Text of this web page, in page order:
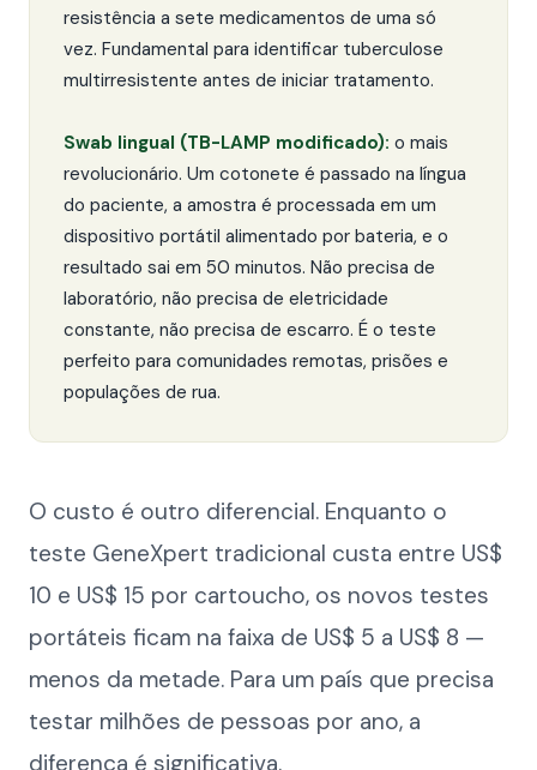
resistência a sete medicamentos de uma só
vez. Fundamental para identificar tuberculose
multirresistente antes de iniciar tratamento.
Swab lingual (TB-LAMP modificado): o mais
revolucionário. Um cotonete é passado na língua
do paciente, a amostra é processada em um
dispositivo portátil alimentado por bateria, e o
resultado sai em 50 minutos. Não precisa de
laboratório, não precisa de eletricidade
constante, não precisa de escarro. É o teste
perfeito para comunidades remotas, prisões e
populações de rua.
O custo é outro diferencial. Enquanto o
teste GeneXpert tradicional custa entre US$
10 e US$ 15 por cartoucho, os novos testes
portáteis ficam na faixa de US$ 5 a US$ 8 —
menos da metade. Para um país que precisa
testar milhões de pessoas por ano, a
diferença é significativa.